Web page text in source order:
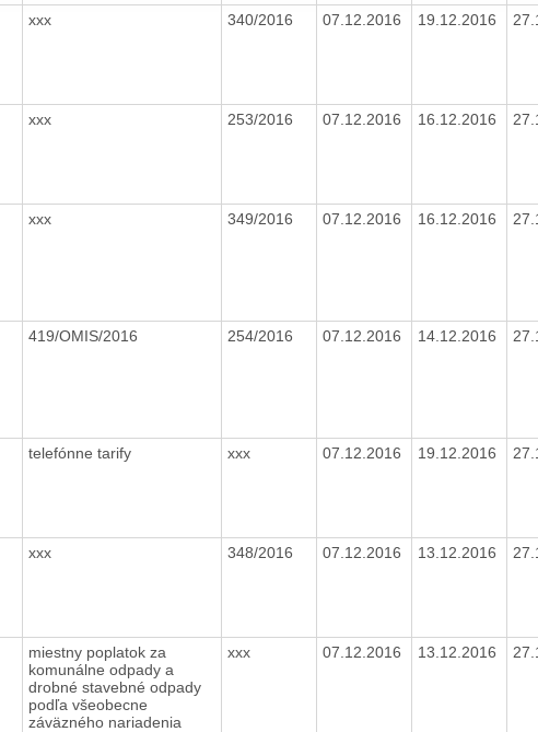
xxx 340/2016 07.12.2016 19.12.2016
xxx 253/2016 07.12.2016 16.12.2016
xxx 349/2016 07.12.2016 16.12.2016
419/OMIS/2016 254/2016 07.12.2016 14.12.2016
telefónne tarify xxx 07.12.2016 19.12.2016
xxx 348/2016 07.12.2016 13.12.2016
miestny poplatok za
komunálne odpady a
drobné stavebné odpady
podľa všeobecne
záväzného nariadenia
xxx 07.12.2016 13.12.2016